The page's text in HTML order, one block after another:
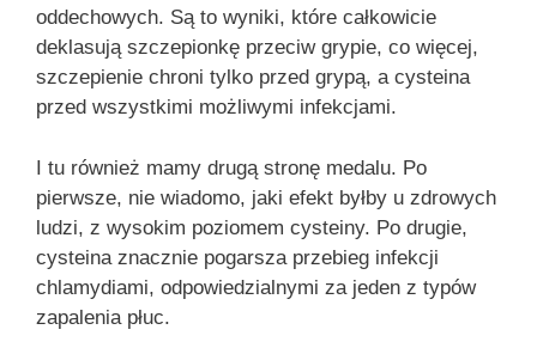
oddechowych. Są to wyniki, które całkowicie
deklasują szczepionkę przeciw grypie, co więcej,
szczepienie chroni tylko przed grypą, a cysteina
przed wszystkimi możliwymi infekcjami.
I tu również mamy drugą stronę medalu. Po
pierwsze, nie wiadomo, jaki efekt byłby u zdrowych
ludzi, z wysokim poziomem cysteiny. Po drugie,
cysteina znacznie pogarsza przebieg infekcji
chlamydiami, odpowiedzialnymi za jeden z typów
zapalenia płuc.